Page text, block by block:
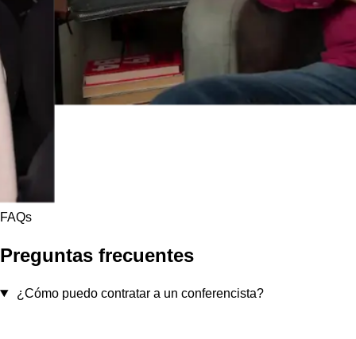
FAQs
Preguntas frecuentes
¿Cómo puedo contratar a un conferencista?